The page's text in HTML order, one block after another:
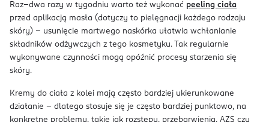
Raz–dwa razy w tygodniu warto też wykonać peeling ciała
przed aplikacją masła (dotyczy to pielęgnacji każdego rodzaju
skóry) – usunięcie martwego naskórka ułatwia wchłanianie
składników odżywczych z tego kosmetyku. Tak regularnie
wykonywane czynności mogą opóźnić procesy starzenia się
skóry.
Kremy do ciała z kolei mają często bardziej ukierunkowane
działanie – dlatego stosuje się je często bardziej punktowo, na
konkretne problemy, takie jak rozstępy, przebarwienia, AZS czy